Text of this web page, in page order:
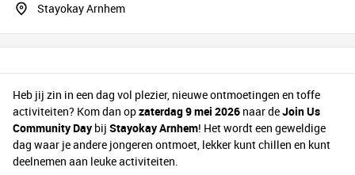
Heb jij zin in een dag vol plezier, nieuwe ontmoetingen en toffe
activiteiten? Kom dan opzaterdag 9 mei 2026 naar deJoin Us
Community Day bij Stayokay Arnhem! Het wordt een geweldige
dag waar je andere jongeren ontmoet, lekker kunt chillen en kunt
deelnemen aan leuke activiteiten.
Stayokay Arnhem